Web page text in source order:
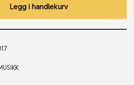
Legg i handlekurv